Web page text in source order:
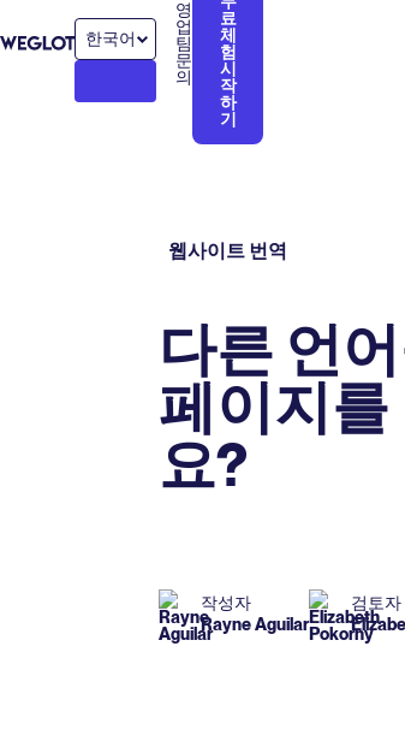
한국어
영
업
팀
문
의
료
체
험
시
작
하
기
웹사이트 번역
다른 언
페이지를
요?
작성자
Rayne Aguilar
검토자